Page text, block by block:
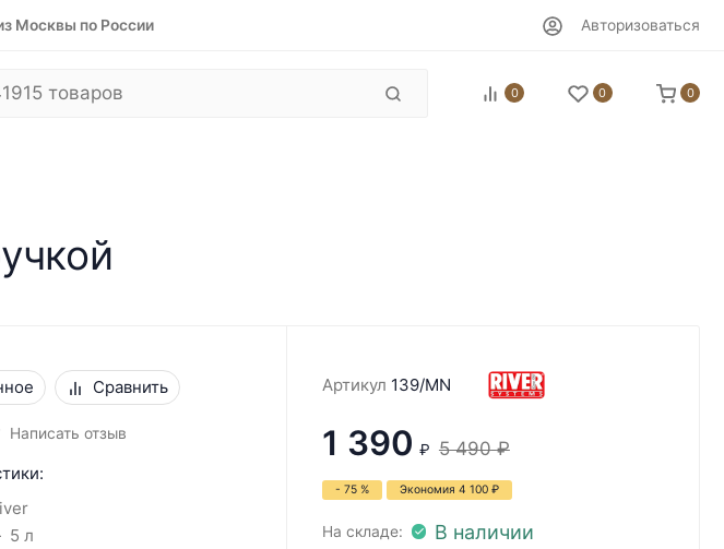
Москвы по России Авторизоваться
0 0 0
Сравнить
Написать отзыв
5 л
Артикул 139/MN
1 390 ₽ 5 490 ₽
- 75 % Экономия 4 100 ₽
На складе: В наличии